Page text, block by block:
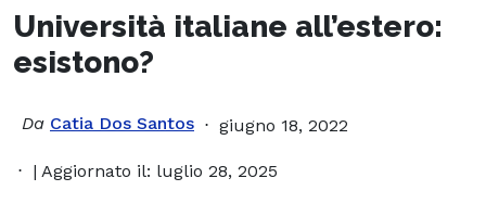
Università italiane all’estero:
esistono?
Da Catia Dos Santos giugno 18, 2022
| Aggiornato il: luglio 28, 2025